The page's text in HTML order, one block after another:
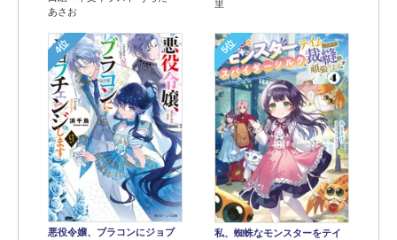
あさお
里
4位
悪役令嬢、ブラコンにジョブ
5位
私、蜘蛛なモンスターをテイ